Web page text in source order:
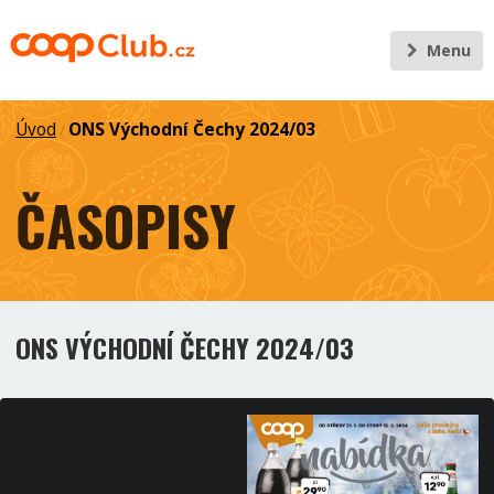
Menu
Úvod / ONS Východní Čechy 2024/03
ČASOPISY
ONS VÝCHODNÍ ČECHY 2024/03